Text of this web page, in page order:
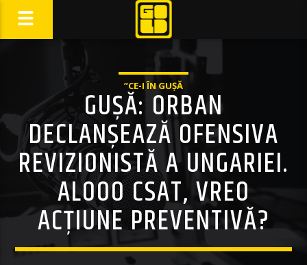
”CE-I ÎN GUȘĂ
GUȘĂ: ORBAN
DECLANȘEAZĂ OFENSIVA
REVIZIONISTĂ A UNGARIEI.
ALOOO CSAT, VREO
ACȚIUNE PREVENTIVĂ?